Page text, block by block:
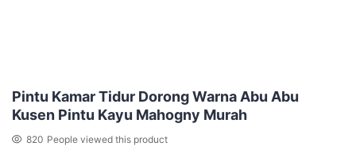
Pintu Kamar Tidur Dorong Warna Abu Abu
Kusen Pintu Kayu Mahogny Murah
820 People viewed this product